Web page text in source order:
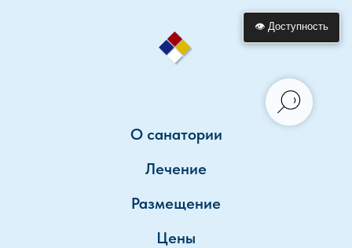
О санатории
Лечение
Размещение
Цены
👁 Доступность